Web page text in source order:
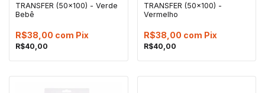
TRANSFER (50x100) - Verde
Bebê
R$40,00
R$38,00 com Pix
TRANSFER (50x100) -
Vermelho
R$40,00
R$38,00 com Pix